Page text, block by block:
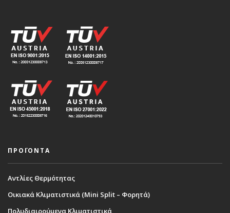
ΠΡΟΪΟΝΤΑ
Αντλίες Θερμότητας
Οικιακά Κλιματιστικά (Mini Split – Φορητά)
Πολυδιαιρούμενα Κλιματιστικά